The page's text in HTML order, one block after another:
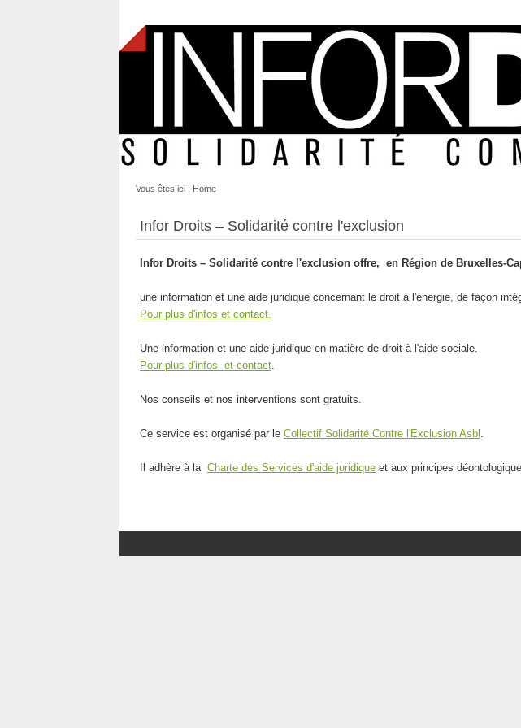
Vous êtes ici : Home
Infor Droits – Solidarité contre l'exclusion
Infor Droits – Solidarité contre l'exclusion offre, en Région de Bruxelles-
une information et une aide juridique concernant le droit à l'énergie, de façon
Pour plus d'infos et contact.
Une information et une aide juridique en matière de droit à l'aide sociale.
Pour plus d'infos et contact.
Nos conseils et nos interventions sont gratuits.
Ce service est organisé par le Collectif Solidarité Contre l'Exclusion Asbl .
Il adhère à la Charte des Services d'aide juridique et aux principes